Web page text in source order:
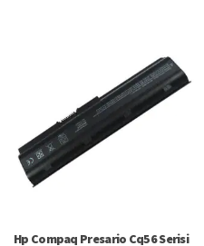
Hp Compaq Presario Cq56 Serisi